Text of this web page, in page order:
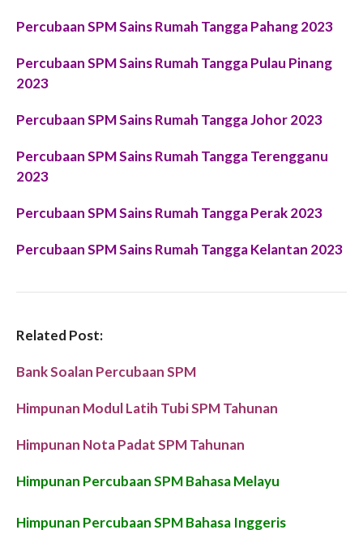
Percubaan SPM Sains Rumah Tangga Pahang 2023
Percubaan SPM Sains Rumah Tangga Pulau Pinang
2023
Percubaan SPM Sains Rumah Tangga Johor 2023
Percubaan SPM Sains Rumah Tangga Terengganu
2023
Percubaan SPM Sains Rumah Tangga Perak 2023
Percubaan SPM Sains Rumah Tangga Kelantan 2023
Related Post:
Bank Soalan Percubaan SPM
Himpunan Modul Latih Tubi SPM Tahunan
Himpunan Nota Padat SPM Tahunan
Himpunan Percubaan SPM Bahasa Melayu
Himpunan Percubaan SPM Bahasa Inggeris